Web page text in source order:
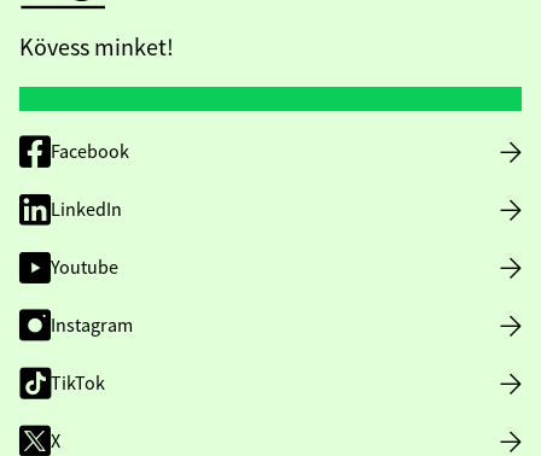
Kövess minket!
Facebook
LinkedIn
Youtube
Instagram
TikTok
X